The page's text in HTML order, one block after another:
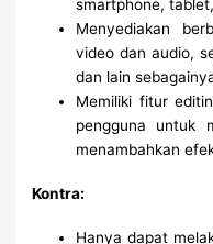
smartphone,
Menyediakan
video dan audio,
dan lain
Memiliki fitur
pengguna untuk
menambahkan
Kontra:
Hanya dapat